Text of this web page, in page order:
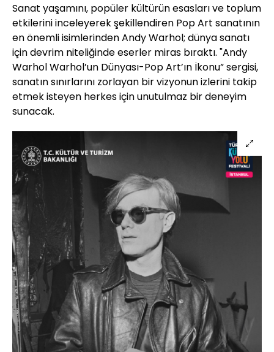
Sanat yaşamını, popüler kültürün esasları ve toplum
etkilerini inceleyerek şekillendiren Pop Art sanatının
en önemli isimlerinden Andy Warhol; dünya sanatı
için devrim niteliğinde eserler miras bıraktı. "Andy
Warhol Warhol’un Dünyası-Pop Art’ın İkonu” sergisi,
sanatın sınırlarını zorlayan bir vizyonun izlerini takip
etmek isteyen herkes için unutulmaz bir deneyim
sunacak.